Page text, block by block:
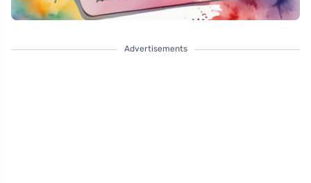
Advertisements